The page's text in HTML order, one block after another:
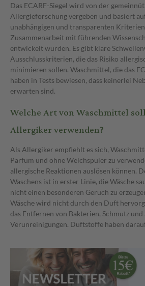
Das ECARF-Siegel wird von der
Allergieforschung vergeben und basiert
unabhängigen und transparenten
Zusammenarbeit mit führenden
entwickelt wurden. Es gibt klare
Ausschlusskriterien, die das Risiko
minimieren sollen. Waschmittel, die das
haben in Tests bewiesen, dass keinerlei
erwarten sind.
Welche Art von Waschmittel
Allergiker verwenden?
Als Allergiker empfiehlt es sich,
Parfüm und ohne Weichspüler zu
allergische Reaktionen auslösen können.
Waschens ist in erster Linie, die Wäsche
nicht einen besonderen Geruch zu
Wäsche wird nicht durch den Duft
das Entfernen von Bakterien, Schmutz und
Verunreinigungen. Duftstoffe haben